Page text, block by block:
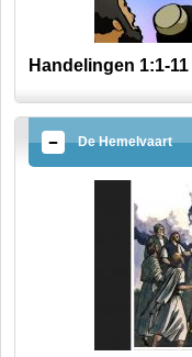
Handelingen 1:1-11
De Hemelvaart